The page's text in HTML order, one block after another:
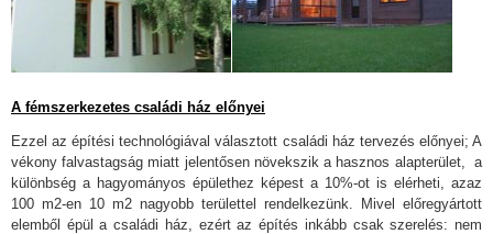
A fémszerkezetes családi ház előnyei
Ezzel az építési technológiával választott családi ház tervezés előnyei; A
vékony falvastagság miatt jelentősen növekszik a hasznos alapterület, a
különbség a hagyományos épülethez képest a 10%-ot is elérheti, azaz
100 m2-en 10 m2 nagyobb területtel rendelkezünk. Mivel előregyártott
elemből épül a családi ház, ezért az építés inkább csak szerelés: nem